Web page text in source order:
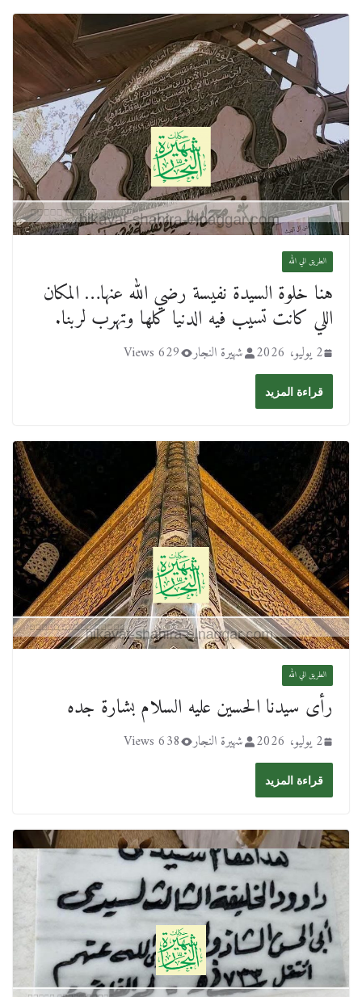
الطريق الي الله
هنا خلوة السيدة نفيسة رضي الله عنها… المكان
اللي كانت تسيب فيه الدنيا كلها وتهرب لربنا.
2 يوليو، 2026 شهيرة النجار 629 Views
قراءة المزيد
الطريق الي الله
رأى سيدنا الحسين عليه السلام بشارة جده
2 يوليو، 2026 شهيرة النجار 638 Views
قراءة المزيد